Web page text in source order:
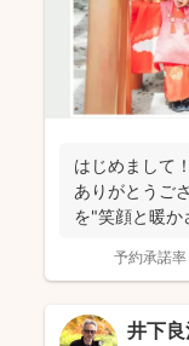
はじめまして
ありがとうご
を"笑顔と暖か
予約承諾率
井下